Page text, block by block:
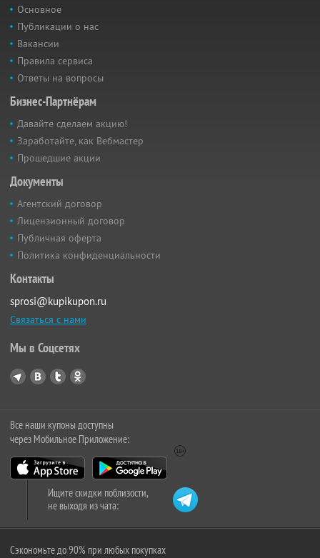
Основное
Публикации о нас
Вакансии
Правила сервиса
Ответы на вопросы
Бизнес-Партнёрам
Давайте сделаем акцию!
Заработайте, как Вебмастер
Прошедшие акции
Документы
Агентский договор
Лицензионный договор
Публичная оферта
Политика конфиденциальности
Контакты
sprosi@kupikupon.ru
Связаться с нами
Мы в Соцсетях
Все наши купоны доступны
через Мобильное Приложение:
Ищите скидки поблизости,
не выходя из чата:
Сэкономьте до 90% при любых покупках